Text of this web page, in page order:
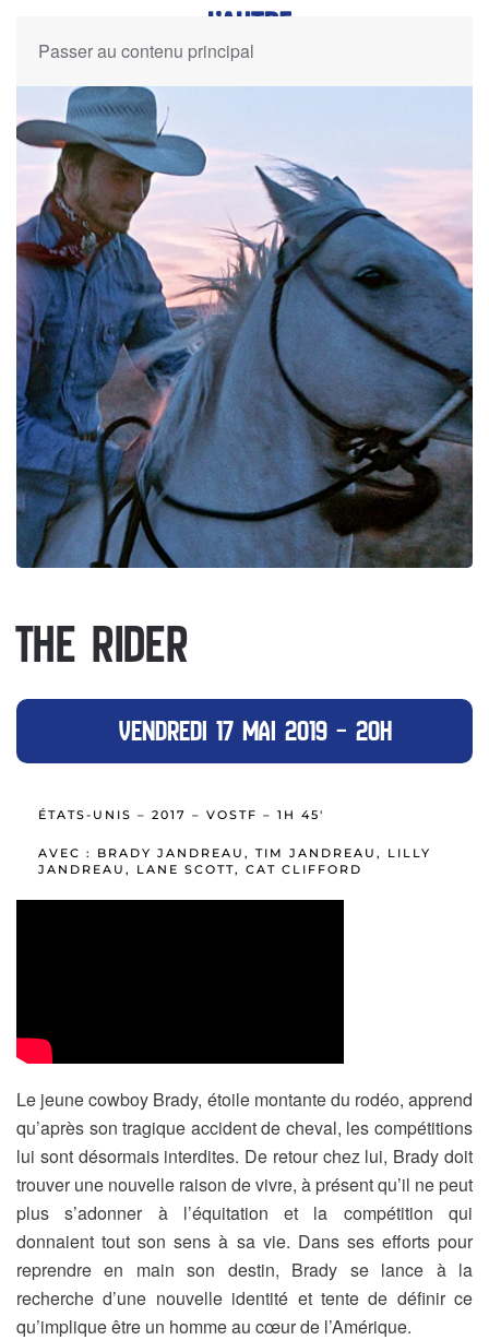
Passer au contenu principal
THE RIDER
VENDREDI 17 MAI 2019 – 20H
ÉTATS-UNIS – 2017 – VOSTF – 1H 45′
AVEC : BRADY JANDREAU, TIM JANDREAU, LILLY
JANDREAU, LANE SCOTT, CAT CLIFFORD
Le jeune cowboy Brady, étoile montante du rodéo, apprend
qu’après son tragique accident de cheval, les compétitions
lui sont désormais interdites. De retour chez lui, Brady doit
trouver une nouvelle raison de vivre, à présent qu’il ne peut
plus s’adonner à l’équitation et la compétition qui
donnaient tout son sens à sa vie. Dans ses efforts pour
reprendre en main son destin, Brady se lance à la
recherche d’une nouvelle identité et tente de définir ce
qu’implique être un homme au cœur de l’Amérique.